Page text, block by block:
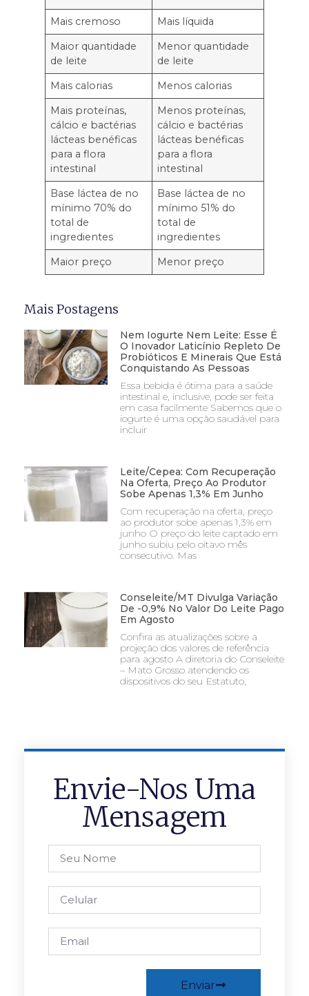
Mais cremoso
Mais líquida
Maior quantidade
de leite
Menor quantidade
de leite
Mais calorias
Menos calorias
Mais proteínas,
cálcio e bactérias
lácteas benéficas
para a flora
intestinal
Menos proteínas,
cálcio e bactérias
lácteas benéficas
para a flora
intestinal
Base láctea de no
mínimo 70% do
total de
ingredientes
Base láctea de no
mínimo 51% do
total de
ingredientes
Maior preço
Menor preço
Mais Postagens
Nem Iogurte Nem Leite: Esse É
O Inovador Laticínio Repleto De
Probióticos E Minerais Que Está
Conquistando As Pessoas
Essa bebida é ótima para a saúde
intestinal e, inclusive, pode ser feita
em casa facilmente Sabemos que o
iogurte é uma opção saudável para
incluir
Leite/Cepea: Com Recuperação
Na Oferta, Preço Ao Produtor
Sobe Apenas 1,3% Em Junho
Com recuperação na oferta, preço
ao produtor sobe apenas 1,3% em
junho O preço do leite captado em
junho subiu pelo oitavo mês
consecutivo. Mas
Conseleite/MT Divulga Variação
De -0,9% No Valor Do Leite Pago
Em Agosto
Confira as atualizações sobre a
projeção dos valores de referência
para agosto A diretoria do Conseleite
– Mato Grosso atendendo os
dispositivos do seu Estatuto,
Envie-Nos Uma
Mensagem
Enviar